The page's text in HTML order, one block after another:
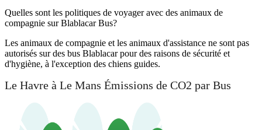
Quelles sont les politiques de voyager avec des animaux de
compagnie sur Blablacar Bus?
Les animaux de compagnie et les animaux d'assistance ne sont pas
autorisés sur des bus Blablacar pour des raisons de sécurité et
d'hygiène, à l'exception des chiens guides.
Le Havre à Le Mans Émissions de CO2 par Bus